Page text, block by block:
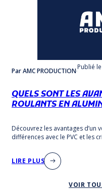
Par AMC PRODUCTIONPublié
QUELS SONT LES
ROULANTS EN
Découvrez les avantages d’un
différences avec le PVC et les
LIRE PLUS
VOIR